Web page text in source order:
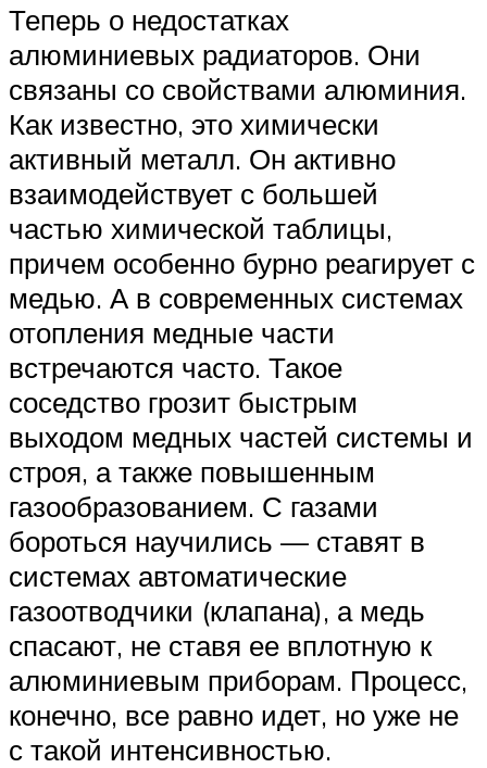
Теперь о недостатках
алюминиевых радиаторов. Они
связаны со свойствами алюминия.
Как известно, это химически
активный металл. Он активно
взаимодействует с большей
частью химической таблицы,
причем особенно бурно реагирует с
медью. А в современных системах
отопления медные части
встречаются часто. Такое
соседство грозит быстрым
выходом медных частей системы и
строя, а также повышенным
газообразованием. С газами
бороться научились — ставят в
системах автоматические
газоотводчики (клапана), а медь
спасают, не ставя ее вплотную к
алюминиевым приборам. Процесс,
конечно, все равно идет, но уже не
с такой интенсивностью.